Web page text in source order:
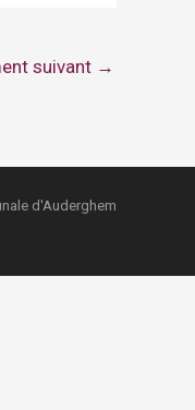
suivant →
d'Auderghem